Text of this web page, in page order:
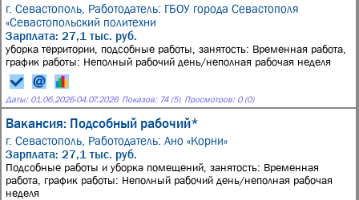
г. Севастополь, Работодатель: ГБОУ города Севастополя
«Севастопольский политехни
Зарплата: 27,1 тыс. руб.
уборка территории, подсобные работы, занятость: Временная работа,
график работы: Неполный рабочий день/неполная рабочая неделя
Даты: 01.06.2026-04.07.2026 Показов: 74 (5) Просмотров: 0 (0)
Вакансия: Подсобный рабочий*
г. Севастополь, Работодатель: Ано «Корни»
Зарплата: 27,1 тыс. руб.
Подсобные работы и уборка помещений, занятость: Временная
работа, график работы: Неполный рабочий день/неполная рабочая
неделя